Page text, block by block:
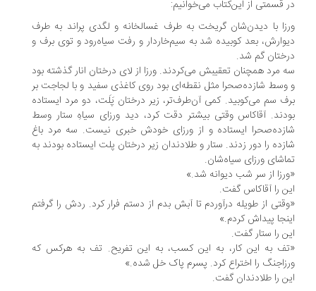
در قسمتی از این‌کتاب می‌خوانیم:
ورزا با دیدن‌شان گریخت به طرف غسالخانه و لگدی پراند به طرف
دیوارش، بعد کوبیده شد به سیم‌خاردار و رفت سیاه‌رود و توی برف و
درختان گم شد.
سه مرد همچنان تعقیبش می‌کردند. ورزا از لای درختان انار گذشته بود
و وسط شازده‌صحرا مثل نقطه‌ای بود روی کاغذی سفید و با لجاجت بر
برف سم می‌کوبید. کمی آن‌طرف‌تر، زیر درختان پَلَت، دو مرد ایستاده
بودند. آقاکاس وقتی بیشتر دقت کرد، دید ورزای سیاهِ ستار وسط
شازده‌صحرا ایستاده و از ورزای خودش خبری نیست. سه مرد باغ
شازده را دور زدند. ستار و طلادندان زیر درختان پلت ایستاده بودند به
تماشای ورزای سیاه‌شان.
«ورزا از سر شب دیوانه شد.»
این را آقاکاس گفت.
«وقتی از طویله درآوردم تا آبش بدم از دستم فرار کرد. ردش را گرفتم
اینجا پیداش کردم.»
این را ستار گفت.
«تف به این کار، به این کسب، به این تفریح. تف به هرکس که
ورزاجنگ را اختراع کرد. پسرم پاک خل شده.»
این را طلادندان گفت.